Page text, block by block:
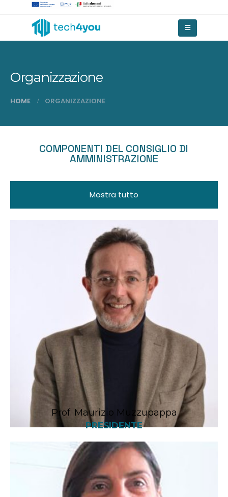
Organizzazione
HOME ORGANIZZAZIONE
COMPONENTI DEL CONSIGLIO DI
AMMINISTRAZIONE
Mostra tutto
Prof. Maurizio Muzzupappa
PRESIDENTE